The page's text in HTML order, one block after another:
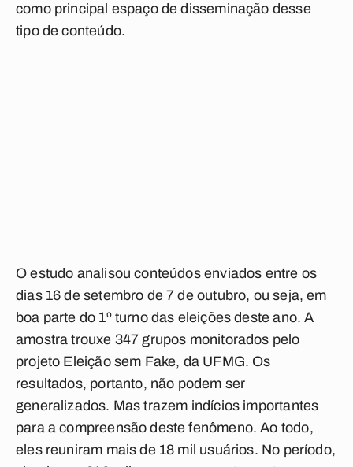
como principal espaço de disseminação desse
tipo de conteúdo.
O estudo analisou conteúdos enviados entre os
dias 16 de setembro de 7 de outubro, ou seja, em
boa parte do 1º turno das eleições deste ano. A
amostra trouxe 347 grupos monitorados pelo
projeto Eleição sem Fake, da UFMG. Os
resultados, portanto, não podem ser
generalizados. Mas trazem indícios importantes
para a compreensão deste fenômeno. Ao todo,
eles reuniram mais de 18 mil usuários. No período,